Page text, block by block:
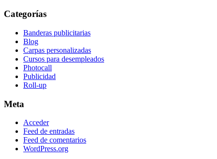
Categorías
Banderas publicitarias
Blog
Carpas personalizadas
Cursos para desempleados
Photocall
Publicidad
Roll-up
Meta
Acceder
Feed de entradas
Feed de comentarios
WordPress.org